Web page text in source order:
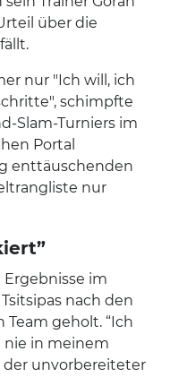
über die
nur "Ich will, ich
schimpfte
Slam-Turniers im
Portal
enttäuschenden
nur
im
nach den
Team geholt. “Ich
nie in meinem
der unvorbereiteter